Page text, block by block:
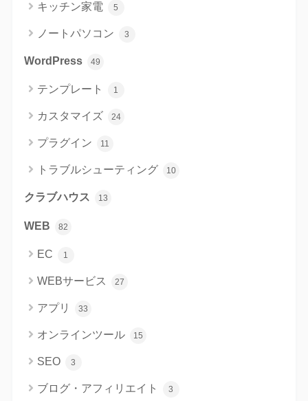
キッチン家電 5
ノートパソコン 3
WordPress 49
テンプレート 1
カスタマイズ 24
プラグイン 11
トラブルシューティング 10
クラブハウス 13
WEB 82
EC 1
WEBサービス 27
アプリ 33
オンラインツール 15
SEO 3
ブログ・アフィリエイト 3